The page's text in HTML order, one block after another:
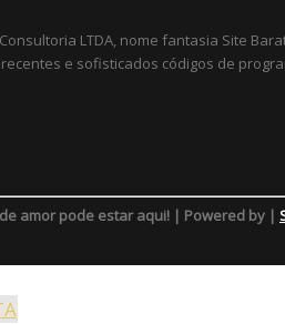
LTDA, nome fantasia Site
e sofisticados códigos de
amor pode estar aqui! | Powered by |